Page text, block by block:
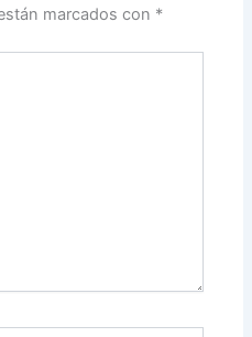
marcados con *